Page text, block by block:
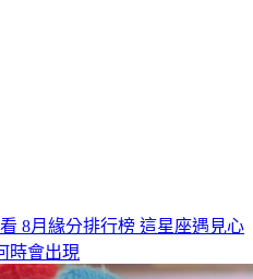
8月緣分排行榜 這星座遇見心
時會出現